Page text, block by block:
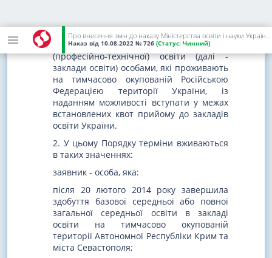
Про внесення змін до наказу Міністерства освіти і науки України від 01 березня 2021 року N 271
Наказ від 10.08.2022 № 726 (Статус: Чинний)
прийому для здобуття вищої, фахової
передвищої освіти, професійної
(професійно-технічної) освіти (далі -
заклади освіти) особами, які проживають
на тимчасово окупованій Російською
Федерацією території України, із
наданням можливості вступати у межах
встановлених квот прийому до закладів
освіти України.
2. У цьому Порядку терміни вживаються
в таких значеннях:
заявник - особа, яка:
після 20 лютого 2014 року завершила
здобуття базової середньої або повної
загальної середньої освіти в закладі
освіти на тимчасово окупованій
території Автономної Республіки Крим та
міста Севастополя;